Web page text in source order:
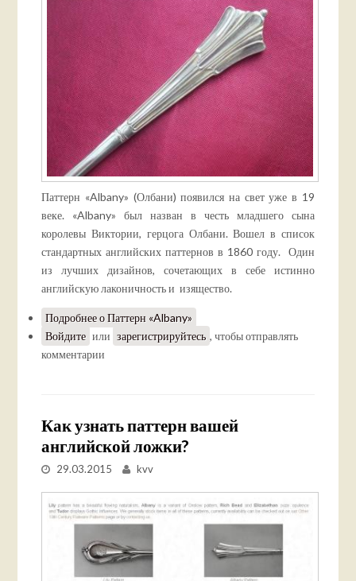
Паттерн «Albany» (Олбани) появился на свет уже в 19
веке. «Albany» был назван в честь младшего сына
королевы Виктории, герцога Олбани. Вошел в список
стандартных английских паттернов в 1860 году. Один
из лучших дизайнов, сочетающих в себе истинно
английскую лаконичность и изящество.
Подробнеео Паттерн «Albany»
Войдите или зарегистрируйтесь , чтобы отправлять
комментарии
Как узнать паттерн вашей
английской ложки?
29.03.2015 kvv